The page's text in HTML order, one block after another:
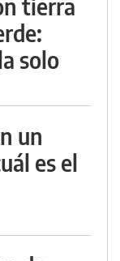
tierra
solo
un
es el